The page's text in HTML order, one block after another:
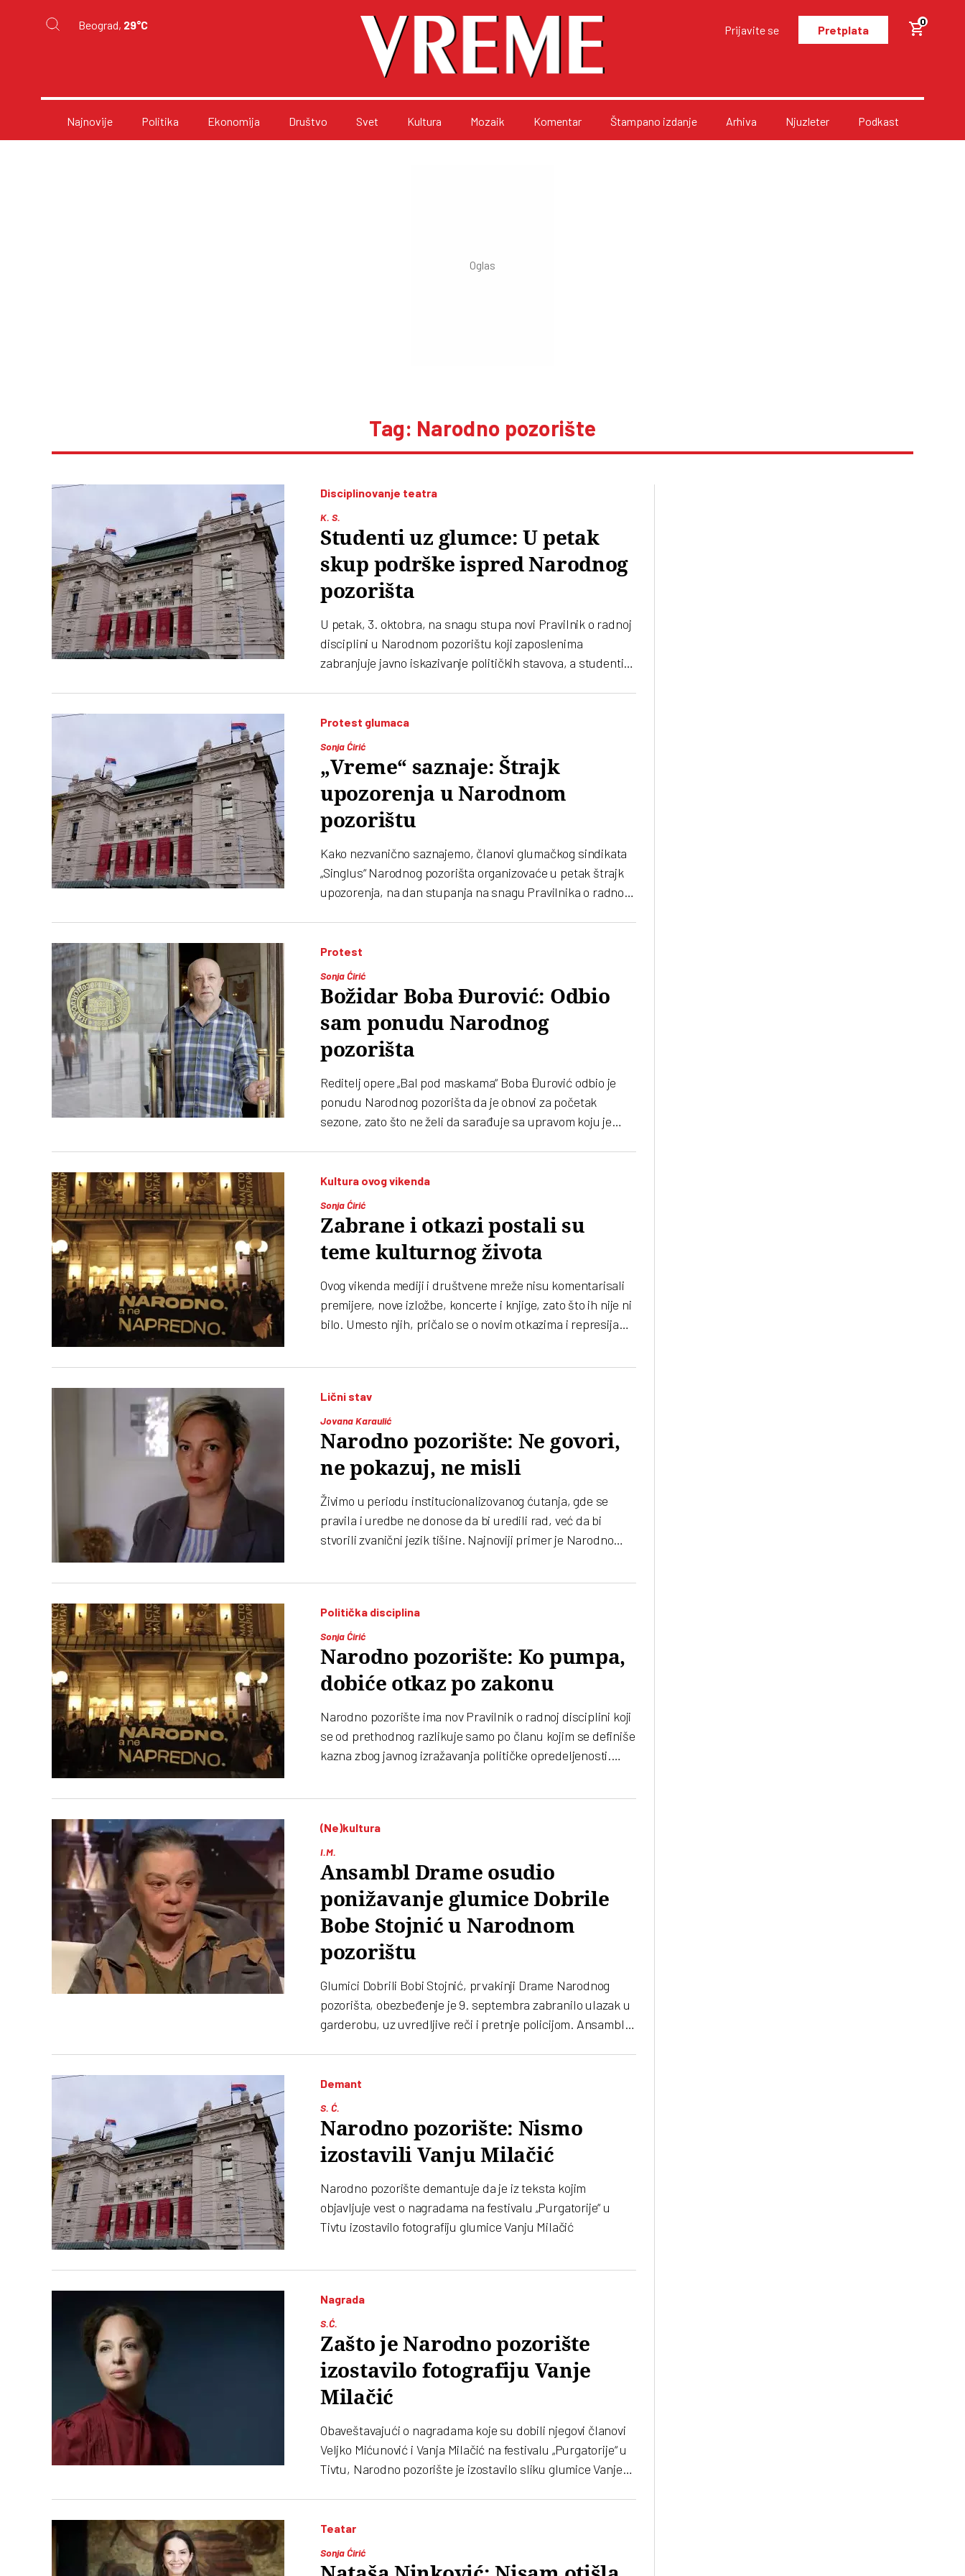
Beograd, 29°C Prijavite se Pretplata
0
Najnovije Politika Ekonomija Društvo Svet Kultura Mozaik Komentar Štampano izdanje Arhiva Njuzleter Podkast
Tag: Narodno pozorište
Disciplinovanje teatra
K. S.
Studenti uz glumce: U petak
skup podrške ispred Narodnog
pozorišta
U petak, 3. oktobra, na snagu stupa novi Pravilnik o radnoj
disciplini u Narodnom pozorištu koji zaposlenima
zabranjuje javno iskazivanje političkih stavova, a studenti
Protest glumaca
Sonja Ćirić
„Vreme“ saznaje: Štrajk
upozorenja u Narodnom
pozorištu
Kako nezvanično saznajemo, članovi glumačkog sindikata
„Singlus“ Narodnog pozorišta organizovaće u petak štrajk
upozorenja, na dan stupanja na snagu Pravilnika o radnoj
Protest
Sonja Ćirić
Božidar Boba Đurović: Odbio
sam ponudu Narodnog
pozorišta
Reditelj opere „Bal pod maskama“ Boba Đurović odbio je
ponudu Narodnog pozorišta da je obnovi za početak
sezone, zato što ne želi da sarađuje sa upravom koju je
Kultura ovog vikenda
Sonja Ćirić
Zabrane i otkazi postali su
teme kulturnog života
Ovog vikenda mediji i društvene mreže nisu komentarisali
premijere, nove izložbe, koncerte i knjige, zato što ih nije ni
bilo. Umesto njih, pričalo se o novim otkazima i represijama
Lični stav
Jovana Karaulić
Narodno pozorište: Ne govori,
ne pokazuj, ne misli
Živimo u periodu institucionalizovanog ćutanja, gde se
pravila i uredbe ne donose da bi uredili rad, već da bi
stvorili zvanični jezik tišine. Najnoviji primer je Narodno
Politička disciplina
Sonja Ćirić
Narodno pozorište: Ko pumpa,
dobiće otkaz po zakonu
Narodno pozorište ima nov Pravilnik o radnoj disciplini koji
se od prethodnog razlikuje samo po članu kojim se definiše
kazna zbog javnog izražavanja političke opredeljenosti.
(Ne)kultura
I.M.
Ansambl Drame osudio
ponižavanje glumice Dobrile
Bobe Stojnić u Narodnom
pozorištu
Glumici Dobrili Bobi Stojnić, prvakinji Drame Narodnog
pozorišta, obezbeđenje je 9. septembra zabranilo ulazak u
garderobu, uz uvredljive reči i pretnje policijom. Ansambl
sceni
Demant
S. Ć.
Narodno pozorište: Nismo
izostavili Vanju Milačić
Narodno pozorište demantuje da je iz teksta kojim
objavljuje vest o nagradama na festivalu „Purgatorije“ u
Tivtu izostavilo fotografiju glumice Vanju Milačić
Nagrada
S.Ć.
Zašto je Narodno pozorište
izostavilo fotografiju Vanje
Milačić
Obaveštavajući o nagradama koje su dobili njegovi članovi
Veljko Mićunović i Vanja Milačić na festivalu „Purgatorije“ u
Tivtu, Narodno pozorište je izostavilo sliku glumice Vanje
Teatar
Sonja Ćirić